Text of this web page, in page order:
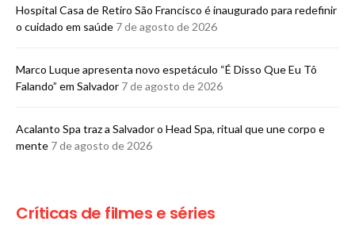
Hospital Casa de Retiro São Francisco é inaugurado para redefinir
o cuidado em saúde 7 de agosto de 2026
Marco Luque apresenta novo espetáculo “É Disso Que Eu Tô
Falando” em Salvador 7 de agosto de 2026
Acalanto Spa traz a Salvador o Head Spa, ritual que une corpo e
mente 7 de agosto de 2026
Críticas de filmes e séries